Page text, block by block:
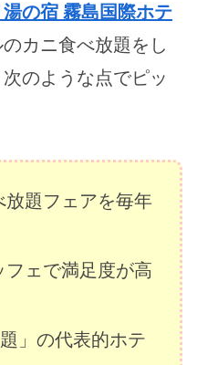
湯の宿 霧島国際ホテ
カニ食べ放題をし
のような点でピッ
題フェアを毎年
ェで満足度が高
」の代表的ホテ